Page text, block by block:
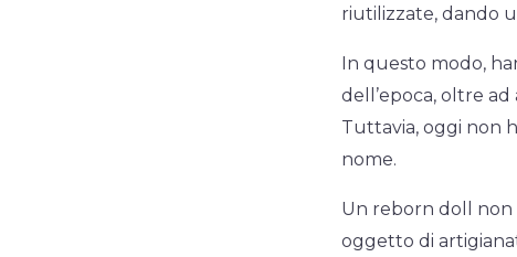
riutilizzate, dando
In questo modo,
dell’epoca, oltre
Tuttavia, oggi non
nome.
Un reborn doll non
oggetto di